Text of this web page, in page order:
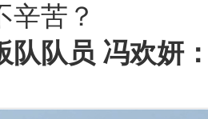
辛苦？
队队员 冯欢妍